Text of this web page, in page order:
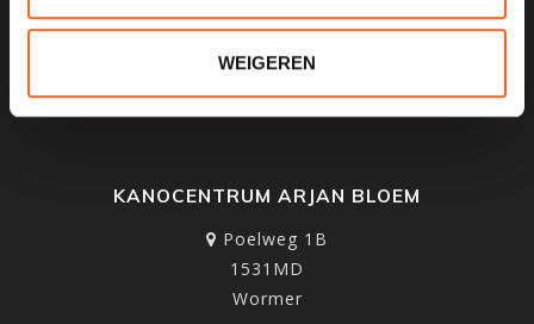
WEIGEREN
SCHRIJF JE IN VOOR ONZE
NIEUWSBRIEF
KANOCENTRUM ARJAN BLOEM
Poelweg 1B
1531MD
Wormer